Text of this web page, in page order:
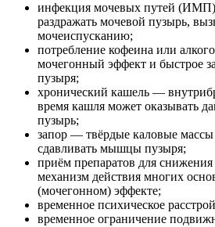
инфекция мочевых путей
раздражать мочевой пузырь,
мочеиспусканию;
потребление кофеина или
мочегонный эффект и быстрое
пузыря;
хронический кашель —
время кашля может оказывать
пузырь;
запор — твёрдые каловые
сдавливать мышцы пузыря;
приём препаратов для
механизм действия многих
(мочегонном) эффекте;
временное психическое
временное ограничение